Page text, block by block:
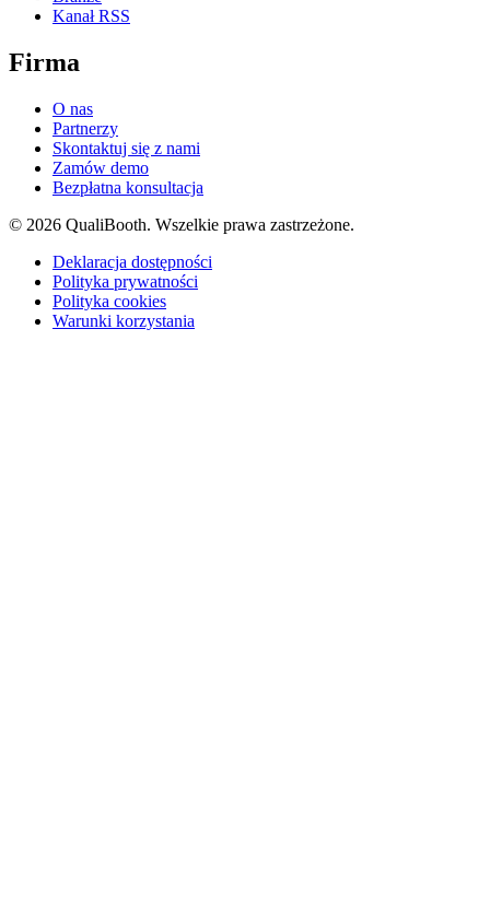
Kanał RSS
Firma
O nas
Partnerzy
Skontaktuj się z nami
Zamów demo
Bezpłatna konsultacja
© 2026 QualiBooth. Wszelkie prawa zastrzeżone.
Deklaracja dostępności
Polityka prywatności
Polityka cookies
Warunki korzystania